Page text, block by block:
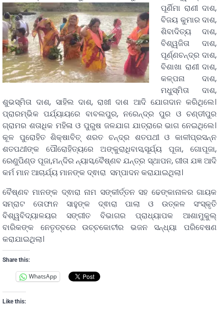
ପୂର୍ଣିମା ରାଣୀ ଦାଶ,
ବିଜୟ କୁମାର ଦାଶ,
ଶିବାଦିତ୍ୟ ଦାଶ,
ବିଶ୍ୱଜିତା ଦାଶ,
ପୂର୍ଣ୍ଣଚନ୍ଦ୍ର ଦାଶ,
ବିଶାଖା ରାଣୀ ଦାଶ,
କଳ୍ପନା ଦାଶ,
ମଧୁସ୍ମିତା ଦାଶ,
ଶୁଭସ୍ମିତା ଦାଶ, ସାହିଲ ଦାଶ, ରାଖୀ ଦାଶ ଆଦି ଯୋଗଦାନ କରିଥିଲେ।
ପ୍ରାରମ୍ଭିକ ପର୍ଯ୍ୟାୟରେ ବାବଲପୁର, ନରେନ୍ଦ୍ର ପୁର ଓ ଚଣ୍ଡୀପୁର
ଗ୍ରାମର ଶତାଧିକ ମହିଳା ଓ ପୁରୁଷ ଜଳଯାଗ ଯାତ୍ରାରେ ଭାଗ ନେଇଥିଲେ।
କୂଳ ପୁରୋହିତ ଶିକ୍ଷାବିତ୍ ଶରତ ଚନ୍ଦ୍ର ଶତପଥୀ ଓ କାଳୀପ୍ରସନ୍ନ
ଶତପଥୀଙ୍କ ପୌରୋହିତ୍ୟରେ ଅଙ୍କୁରାଧିବାସ,ସୂର୍ଯ୍ୟ ପୂଜା, ଗୋପୂଜା,
ରେଣୁପିଣ୍ଡ ପୂଜା,ମନ୍ଦିର ନ୍ୟାସ,ବୈଷ୍ଣବ ଯନ୍ତ୍ର ସ୍ଥାପନ, ଗୀତା ଯଜ୍ଞ ଆଦି
କର୍ମ ମାନ ଆଚାର୍ଯ୍ୟ ମାନଙ୍କ ଦ୍ଵାରା ସମ୍ପାଦନ କରାଯାଇଥିଲା।
ବୈଷ୍ଣବ ମାନଙ୍କ ଦ୍ଵାରା ନାମ ସଙ୍କୀର୍ତ୍ତନ ସହ ଢେଙ୍କାନାଳର ଗାୟକ
ସମ୍ରାଟ ତୋଫାନ ସାହୁଙ୍କ ଦ୍ଵାରା ପାଲା ଓ ଉତ୍କଳ ସଂସ୍କୃତି
ବିଶ୍ୱବିଦ୍ୟାଳୟର ସଙ୍ଗୀତ ବିଭାଗର ପ୍ରାଧ୍ୟାପକ ଆଶାମୁକୁଲ୍
ବାରିକଙ୍କ ନେତୃତ୍ବରେ ଉଚ୍ଚକୋଟୀର ଭଜନ ସନ୍ଧ୍ୟା ପରିବେଷଣ
କରାଯାଇଥିଲା।
Share this:
WhatsApp
Like this: